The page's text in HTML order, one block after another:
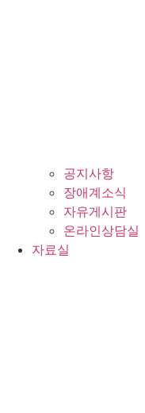
공지사항
장애계소식
자유게시판
온라인상담실
자료실